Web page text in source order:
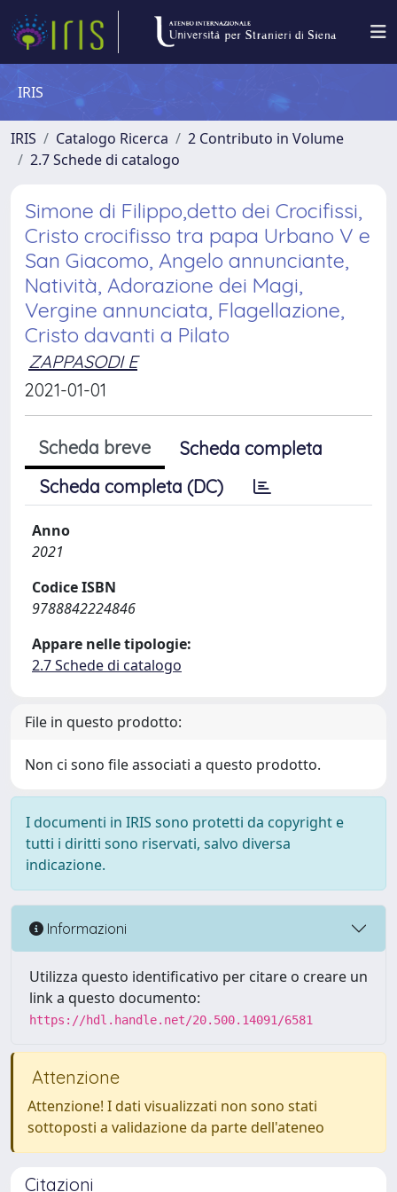
IRIS
IRIS Catalogo Ricerca
2 Contributo in Volume
2.7 Schede di catalogo
Simone di Filippo,detto dei Crocifissi,
Cristo crocifisso tra papa Urbano V e
San Giacomo, Angelo annunciante,
Natività, Adorazione dei Magi,
Vergine annunciata, Flagellazione,
Cristo davanti a Pilato
ZAPPASODI E
2021-01-01
Scheda breve
Scheda completa
Scheda completa (DC)
Anno
2021
Codice ISBN
9788842224846
Appare nelle tipologie:
2.7 Schede di catalogo
File in questo prodotto:
Non ci sono file associati a questo prodotto.
I documenti in IRIS sono protetti da copyright e
tutti i diritti sono riservati, salvo diversa
indicazione.
Informazioni
Utilizza questo identificativo per citare o creare un
link a questo documento:
https://hdl.handle.net/20.500.14091/6581
Attenzione
Attenzione! I dati visualizzati non sono stati
sottoposti a validazione da parte dell'ateneo
Citazioni